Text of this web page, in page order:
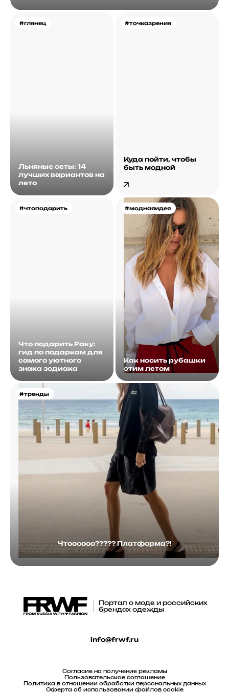
#глянец
Льняные сеты: 14
лучших вариантов на
лето
#точказрения
Куда пойти, чтобы
быть модной
#чтоподарить
Что подарить Раку:
гид по подаркам для
самого уютного
знака зодиака
#моднаяидея
Как носить рубашки
этим летом
#тренды
Чтоооооо????? Платформа?!
Портал о моде и российских
брендах одежды
info@frwf.ru
Согласие на получение рекламы
Пользовательское соглашение
Политика в отношении обработки персональных данных
Оферта об использовании файлов cookie